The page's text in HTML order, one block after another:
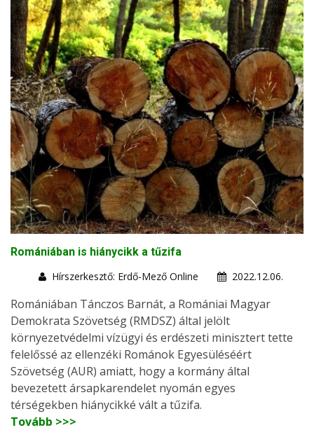
Romániában is hiánycikk a tűzifa
Hírszerkesztő: Erdő-Mező Online
2022.12.06.
Romániában Tánczos Barnát, a Romániai Magyar
Demokrata Szövetség (RMDSZ) által jelölt
környezetvédelmi vízügyi és erdészeti minisztert tette
felelőssé az ellenzéki Románok Egyesüléséért
Szövetség (AUR) amiatt, hogy a kormány által
bevezetett ársapkarendelet nyomán egyes
térségekben hiánycikké vált a tűzifa.
Tovább >>>